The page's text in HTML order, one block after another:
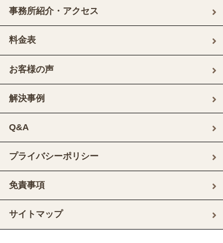
事務所紹介・アクセス
料金表
お客様の声
解決事例
Q&A
プライバシーポリシー
免責事項
サイトマップ